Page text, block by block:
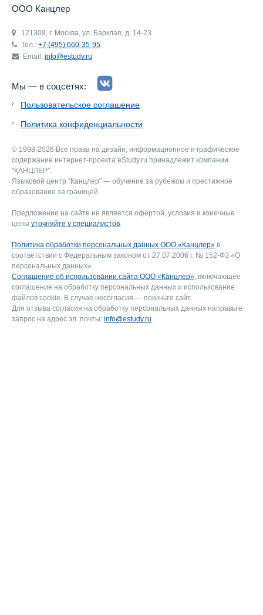
ООО Канцлер
121309, г. Москва, ул. Барклая, д. 14-23
Тел.: +7 (495) 660-35-95
Email: info@estudy.ru
Мы — в соцсетях:
Пользовательское соглашение
Политика конфиденциальности
© 1998-2026 Все права на дизайн, информационное и графическое
содержание интернет-проекта eStudy.ru принадлежит компании
"КАНЦЛЕР".
Языковой центр "Канцлер" — обучение за рубежом и престижное
образование за границей.
Предложение на сайте не является офертой, условия и конечные
цены уточняйте у специалистов.
Политика обработки персональных данных ООО «Канцлер» в
соответствии с Федеральным законом от 27.07.2006 г. № 152-ФЗ «О
персональных данных».
Соглашение об использовании сайта ООО «Канцлер», включающее
соглашение на обработку персональных данных и использование
файлов cookie. В случае несогласия — покиньте сайт.
Для отзыва согласия на обработку персональных данных направьте
запрос на адрес эл. почты: info@estudy.ru.